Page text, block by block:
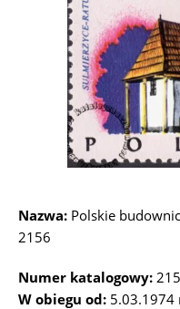
Nazwa: Polskie
2156
Numer katalogowy:
W obiegu od: 5.03.1974